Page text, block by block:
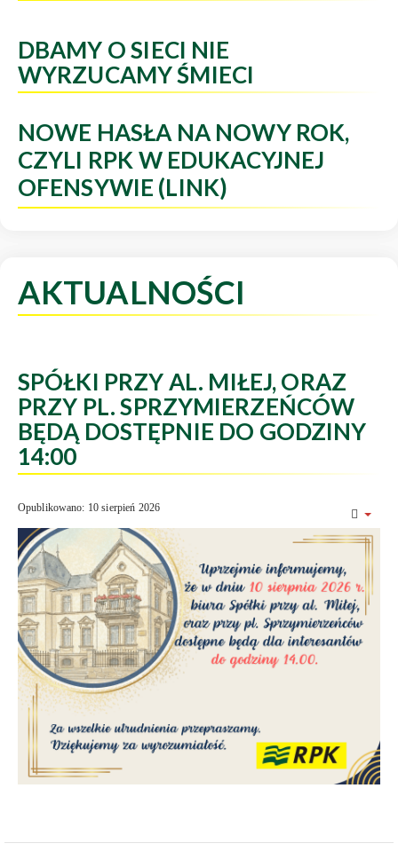
DBAMY O SIECI NIE
WYRZUCAMY ŚMIECI
NOWE HASŁA NA NOWY ROK,
CZYLI RPK W EDUKACYJNEJ
OFENSYWIE (LINK)
AKTUALNOŚCI
SPÓŁKI PRZY AL. MIŁEJ, ORAZ
PRZY PL. SPRZYMIERZEŃCÓW
BĘDĄ DOSTĘPNIE DO GODZINY
14:00
Opublikowano: 10 sierpień 2026